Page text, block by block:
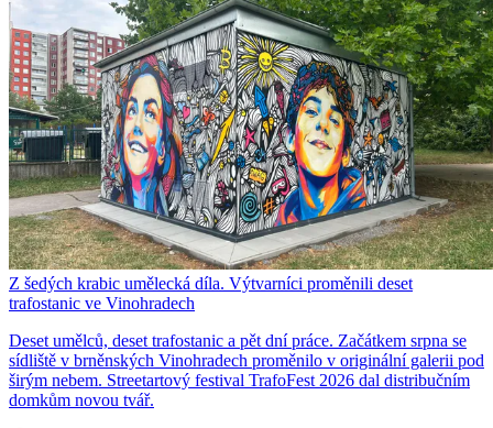
Z šedých krabic umělecká díla. Výtvarníci proměnili deset
trafostanic ve Vinohradech
Deset umělců, deset trafostanic a pět dní práce. Začátkem srpna se
sídliště v brněnských Vinohradech proměnilo v originální galerii pod
širým nebem. Streetartový festival TrafoFest 2026 dal distribučním
domkům novou tvář.